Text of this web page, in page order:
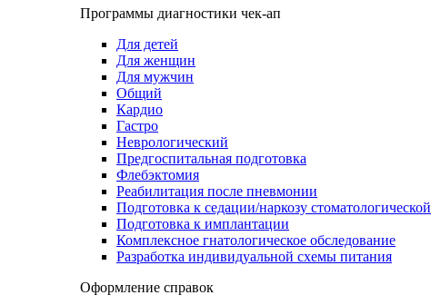
Программы диагностики чек-ап
Для детей
Для женщин
Для мужчин
Общий
Кардио
Гастро
Неврологический
Предгоспитальная подготовка
Флебэктомия
Реабилитация после пневмонии
Подготовка к седации/наркозу стоматологической
Подготовка к имплантации
Комплексное гнатологическое обследование
Разработка индивидуальной схемы питания
Оформление справок